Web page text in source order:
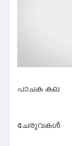
പാചക കല
ചേരുവകൾ